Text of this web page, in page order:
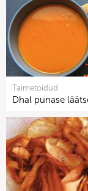
Taimetoidud
Dhal punase